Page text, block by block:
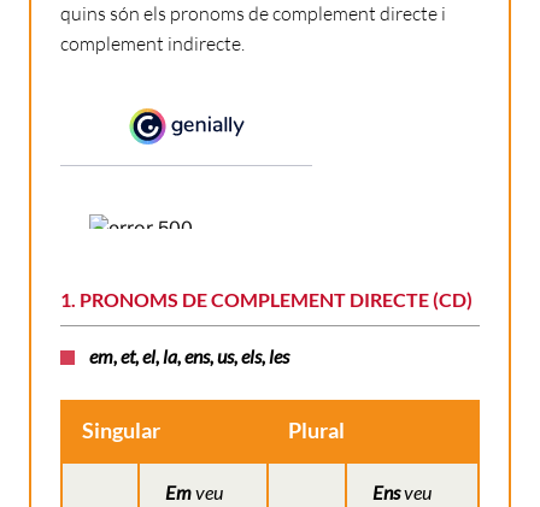
quins són els pronoms de complement directe i
complement indirecte.
1. PRONOMS DE COMPLEMENT DIRECTE (CD)
em, et, el, la, ens, us, els, les
Singular Plural
Emveu
Ensveu